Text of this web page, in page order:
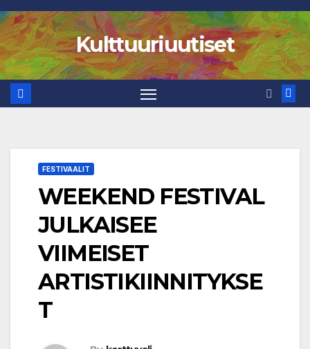
Skip
to
content
Kulttuuriuutiset
FESTIVAALIT
WEEKEND FESTIVAL
JULKAISEE
VIIMEISET
ARTISTIKIINNITYKSE
T